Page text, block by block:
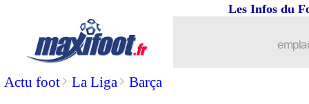
Actu foot> La Liga> Barça
Les Infos du
: Ingla a présenté sa démission
19/11 L1: Bamba meilleur joueur en
Man Utd : De Gea comme un